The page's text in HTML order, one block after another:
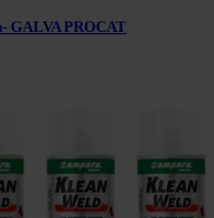
GALVA PROCAT